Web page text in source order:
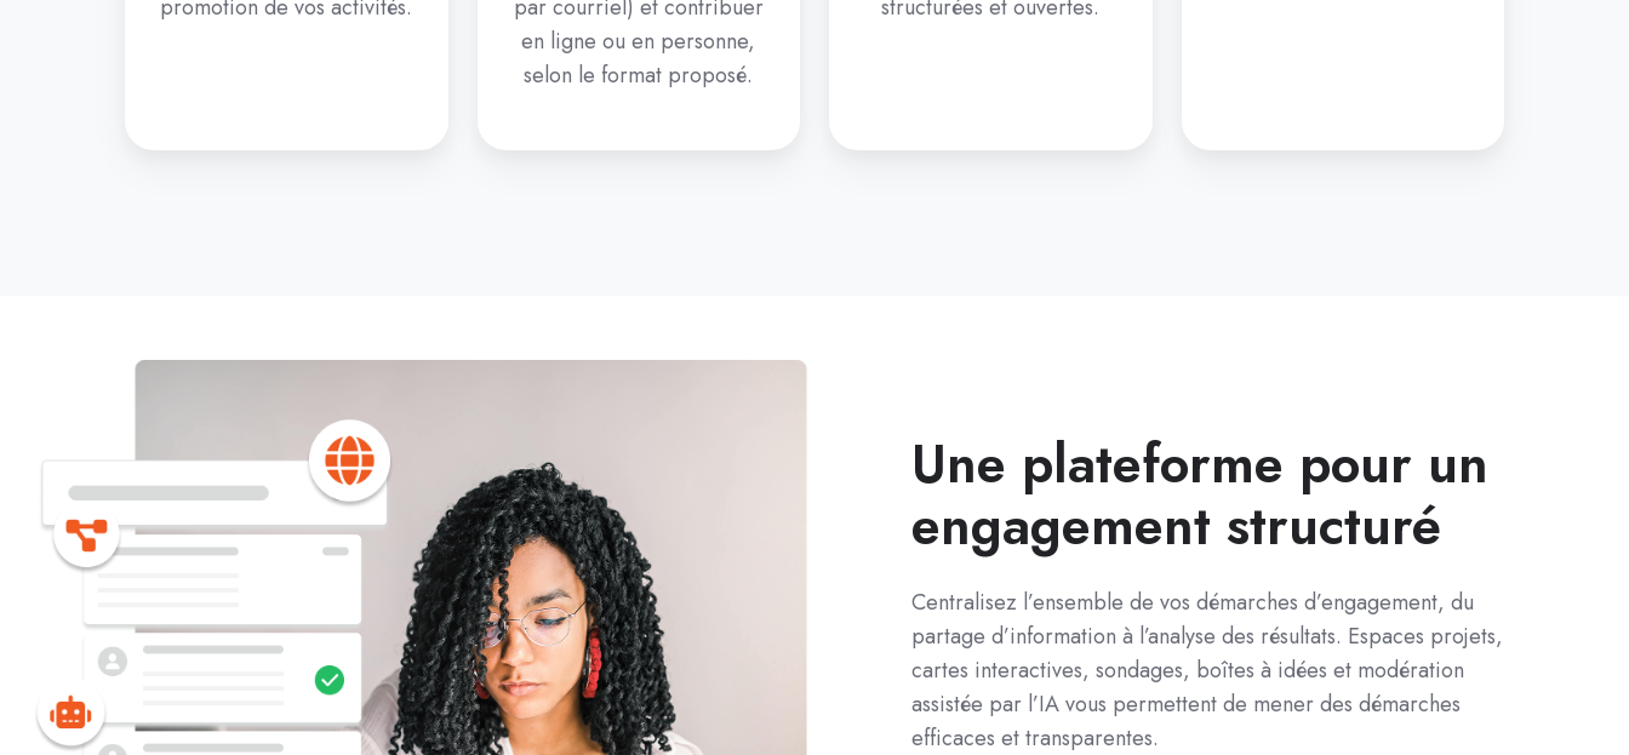
promotion de vos activités.
par courriel) et contribuer
en ligne ou en personne,
selon le format proposé.
structurées et ouvertes.
Une plateforme pour un
engagement structuré
Centralisez l’ensemble de vos démarches d’engagement, du
partage d’information à l’analyse des résultats. Espaces projets,
cartes interactives, sondages, boîtes à idées et modération
assistée par l’IA vous permettent de mener des démarches
efficaces et transparentes.